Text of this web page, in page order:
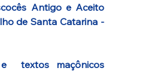
Antigo e Aceito
de Santa Catarina -
textos maçônicos